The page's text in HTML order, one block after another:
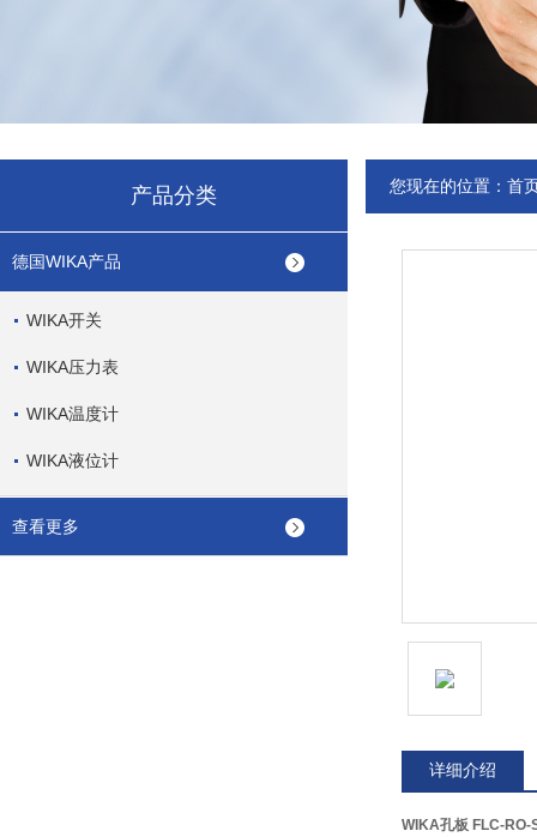
产品分类
德国WIKA产品
WIKA开关
WIKA压力表
WIKA温度计
WIKA液位计
查看更多
您现在的位置： 首
详细介绍
WIKA孔板 FLC-RO-